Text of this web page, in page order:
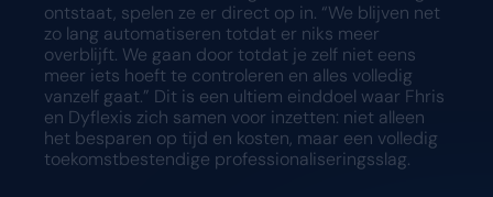
ontstaat, spelen ze er direct op in. “We blijven net
zo lang automatiseren totdat er niks meer
overblijft. We gaan door totdat je zelf niet eens
meer iets hoeft te controleren en alles volledig
vanzelf gaat.” Dit is een ultiem einddoel waar Fhris
en Dyflexis zich samen voor inzetten: niet alleen
het besparen op tijd en kosten, maar een volledig
toekomstbestendige professionaliseringsslag.